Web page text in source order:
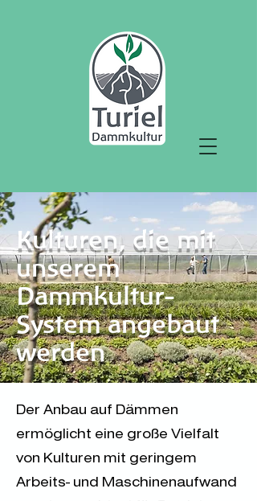
Kulturen, die mit
unserem
Dammkultur-
System angebaut
werden
Der Anbau auf Dämmen
ermöglicht eine große Vielfalt
von Kulturen mit geringem
Arbeits- und Maschinenaufwand